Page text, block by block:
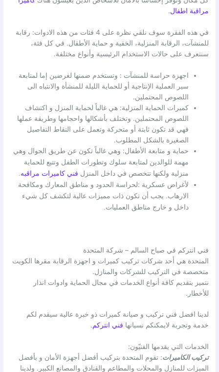
مراقبة اطفال.
في هذه الفقرة سوف نلقي نظرة على 4 فئات من هذه الادوات: رقابة
للمنشآت، الرقابة المنزلية، الخفية و حماية الأطفال. في كل فئة،
سنتعرف على حالات الاستخدام الرئيسية وأنواع مختلفة.
اجهزة حراسة للمنشآت : وتستخدم ضمنها لغرضين إما لمتابعة
سير العملية الإنتاجية أو للحماية الليلة للمنشأة والانتباه الى
اللصوص المحتملين.
كميرات الحماية المنزلية: هي غالباً لحماية المنزل و اكتشاف
اللصوص المحتملين. وتختلف بأشكالها واحجامها وطريقة عملها
فهي قد تكون ثابتة أو متحركة وتعمل على التقاط التفاصيل
الصغيرة بالشكل المطلوب.
حماية و متابعة الأطفال: وهي غالباً تكون عن طريق الجوال وهي
مهمة للوالدين لمتابعة سلوك وتطورات الطفل وتتبع للحماية
منزلية ولكنها تتخصص في داخل المنزل فني كاميرات مراقبه.
لأغراض عسكرية :لحراسة الحدود و مناطق المعارك ومكافحة
الارهاب. يجب أن تكون ذات مميزات عالية لتكشف كل شيء
داخل و خارج مناطق العمليات.
فني انتركم في صباح السالم – شركة المتحدة
المتحدة هي أحد شركات تركيب كميرات و اجهزة الرقابة مقرها الكويت
متخصصة في التركيب للشركات والمنازل.
نتميز بتقديم كافة أنواع الخدمات في مجال الحماية وادوات انذار
للأخطار.
لدينا افضل فني تركيب و صيانة كميرات ذو خبرة عالية سيقدم لكم
خدمة وتجربة لايمكنكم نسيانها فني انتركم.
الخدمات التي يقدمها الفنيّون:
تركيب الكاميرات: تقوم المتحدة بتركيب أفضل أجهزة الأمان و بأفضل
الميزات للمنازل والمحلات والمطاعم والفنادق والمصانع الكبير. ولدينا